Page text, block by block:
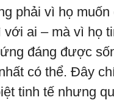
phải vì họ
với ai – mà vì họ
đáng được
có thể. Đây
tinh tế nhưng